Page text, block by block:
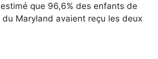
que 96,6% des enfants de
du Maryland avaient reçu les deux